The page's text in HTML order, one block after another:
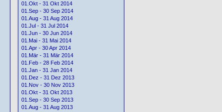
01.Okt - 31 Okt 2014
01.Sep - 30 Sep 2014
01.Aug - 31 Aug 2014
01.Jul - 31 Jul 2014
01.Jun - 30 Jun 2014
01.Mai - 31 Mai 2014
01.Apr - 30 Apr 2014
01.Mär - 31 Mär 2014
01.Feb - 28 Feb 2014
01.Jan - 31 Jan 2014
01.Dez - 31 Dez 2013
01.Nov - 30 Nov 2013
01.Okt - 31 Okt 2013
01.Sep - 30 Sep 2013
01.Aug - 31 Aug 2013